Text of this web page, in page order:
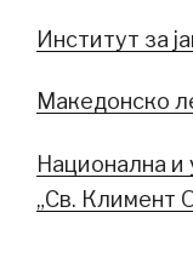
Институт за
Македонско
Национална и
„Св. Климент